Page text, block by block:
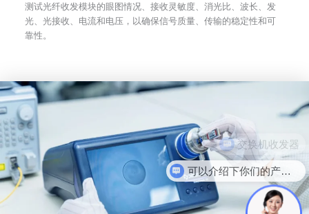
测试光纤收发模块的眼图情况、接收灵敏度、消光比、波长、发
光、光接收、电流和电压，以确保信号质量、传输的稳定性和可
靠性。
可以介绍下你们的产品么